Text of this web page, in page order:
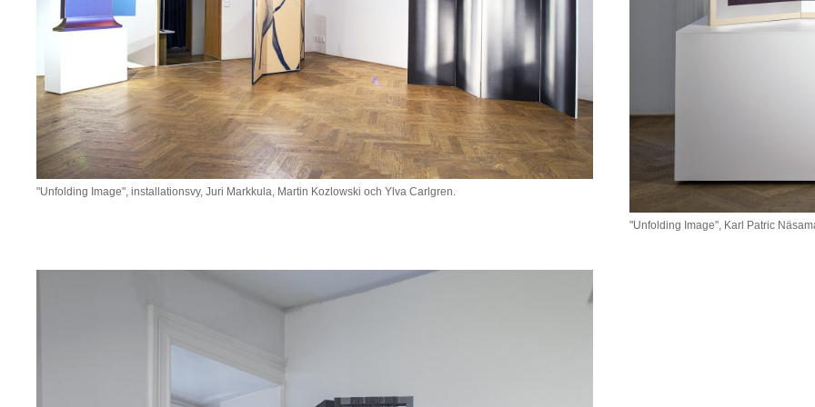
"Unfolding Image", installationsvy, Juri Markkula, Martin Kozlowski och Ylva Carlgren.
"Unfolding Image", Karl Patric